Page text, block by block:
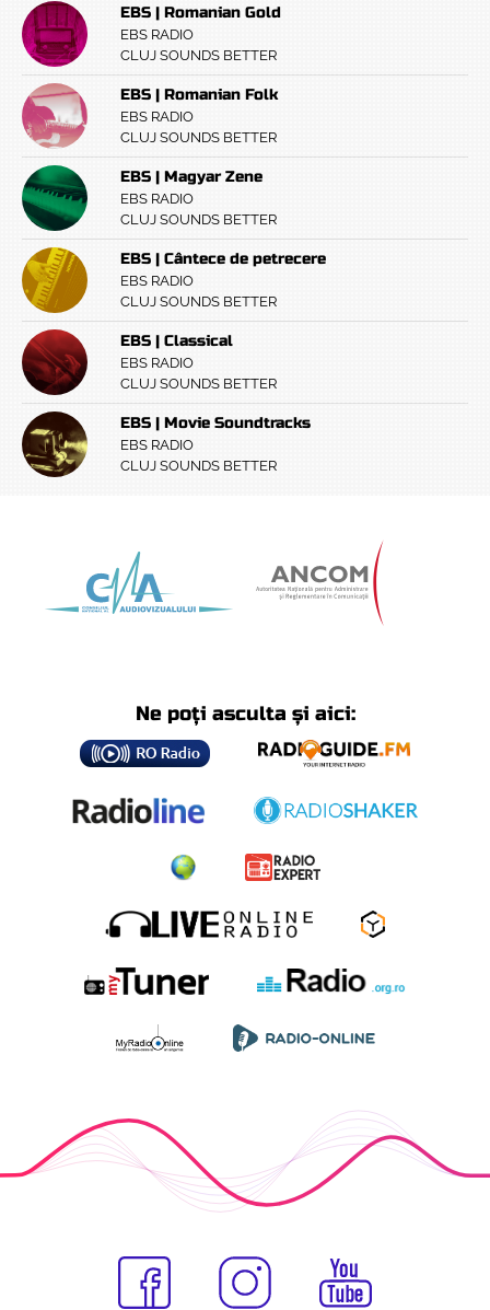
EBS | Romanian Gold
EBS RADIO
CLUJ SOUNDS BETTER
EBS | Romanian Folk
EBS RADIO
CLUJ SOUNDS BETTER
EBS | Magyar Zene
EBS RADIO
CLUJ SOUNDS BETTER
EBS | Cântece de petrecere
EBS RADIO
CLUJ SOUNDS BETTER
EBS | Classical
EBS RADIO
CLUJ SOUNDS BETTER
EBS | Movie Soundtracks
EBS RADIO
CLUJ SOUNDS BETTER
Ne poți asculta și aici: